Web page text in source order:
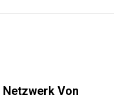
Netzwerk Von